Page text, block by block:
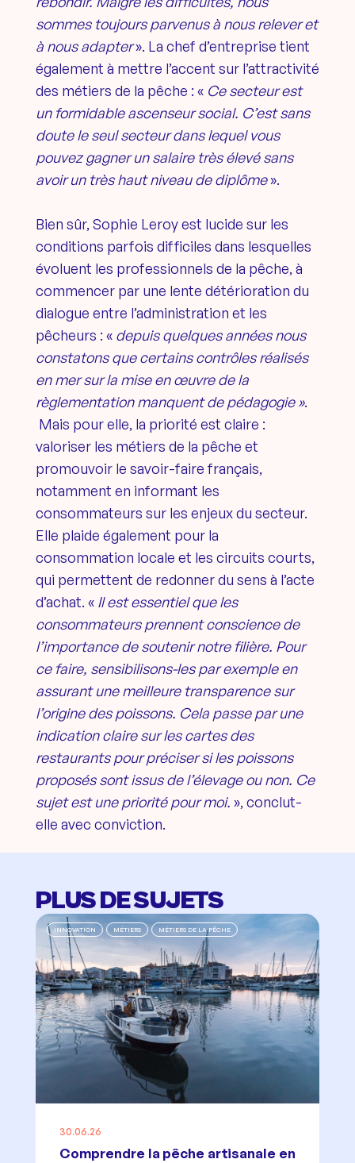
sommes toujours parvenus à nous relever et
à nous adapter». La chef d’entreprise tient
également à mettre l’accent sur l’attractivité
des métiers de la pêche : «Ce secteur est
un formidable ascenseur social. C’est sans
doute le seul secteur dans lequel vous
pouvez gagner un salaire très élevé sans
avoir un très haut niveau de diplôme».
Bien sûr, Sophie Leroy est lucide sur les
conditions parfois difficiles dans lesquelles
évoluent les professionnels de la pêche, à
commencer par une lente détérioration du
dialogue entre l’administration et les
pêcheurs : « depuis quelques années nous
constatons que certains contrôles réalisés
en mer sur la mise en œuvre de la
règlementation manquent de pédagogie ».
Mais pour elle, la priorité est claire :
valoriser les métiers de la pêche et
promouvoir le savoir-faire français,
notamment en informant les
consommateurs sur les enjeux du secteur.
Elle plaide également pour la
consommation locale et les circuits courts,
qui permettent de redonner du sens à l’acte
d’achat. « Il est essentiel que les
consommateurs prennent conscience de
l’importance de soutenir notre filière. Pour
ce faire, sensibilisons-les par exemple en
assurant une meilleure transparence sur
l’origine des poissons. Cela passe par une
indication claire sur les cartes des
restaurants pour préciser si les poissons
proposés sont issus de l’élevage ou non. Ce
sujet est une priorité pour moi. », conclut-
elle avec conviction.
PLUS DE SUJETS
30.06.26
INNOVATION MÉTIERS MÉTIERS DE LA PÊCHE
Comprendre la pêche artisanale en